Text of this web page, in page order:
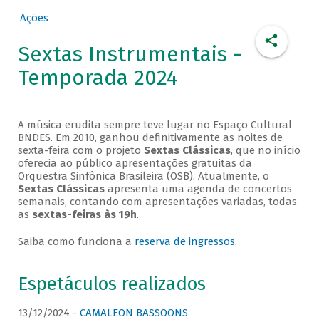
Ações
Sextas Instrumentais -
Temporada 2024
A música erudita sempre teve lugar no Espaço Cultural
BNDES. Em 2010, ganhou definitivamente as noites de
sexta-feira com o projeto Sextas Clássicas, que no início
oferecia ao público apresentações gratuitas da
Orquestra Sinfônica Brasileira (OSB). Atualmente, o
Sextas Clássicasapresenta uma agenda de concertos
semanais, contando com apresentações variadas, todas
as sextas-feiras às 19h.
Saiba como funciona a reserva de ingressos.
Espetáculos realizados
13/12/2024 - CAMALEON BASSOONS